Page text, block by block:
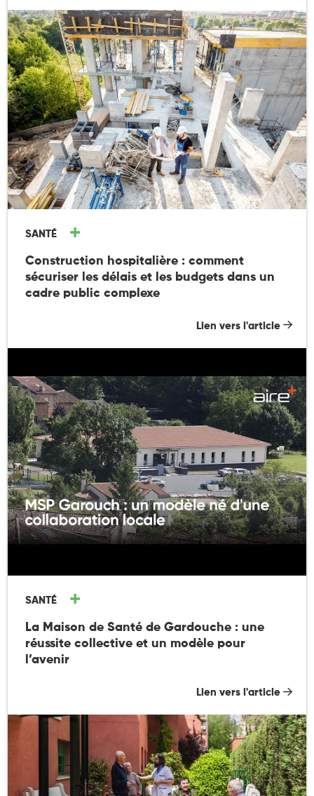
SANTÉ
Construction hospitalière : comment
sécuriser les délais et les budgets dans un
cadre public complexe
Lien vers l'article
SANTÉ
La Maison de Santé de Gardouche : une
réussite collective et un modèle pour
l’avenir
Lien vers l'article